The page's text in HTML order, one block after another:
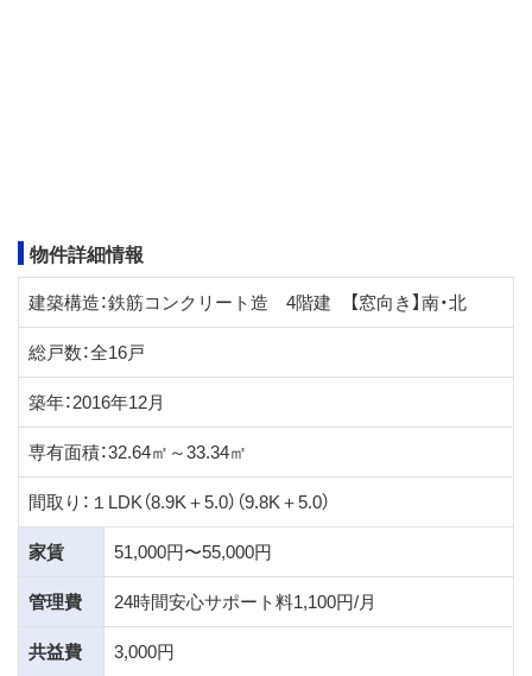
物件詳細情報
建築構造：鉄筋コンクリート造 4階建 【窓向き】南・北
総戸数：全16戸
築年：2016年12月
専有面積：32.64㎡～33.34㎡
間取り：１LDK（8.9K＋5.0）（9.8K＋5.0）
家賃
51,000円〜55,000円
管理費
24時間安心サポート料1,100円/月
共益費
3,000円